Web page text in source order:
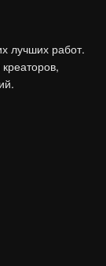
лучших работ.